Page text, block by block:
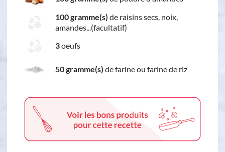
100 gramme(s) de raisins secs, noix,
amandes...(facultatif)
3oeufs
50 gramme(s) de farine ou farine de riz